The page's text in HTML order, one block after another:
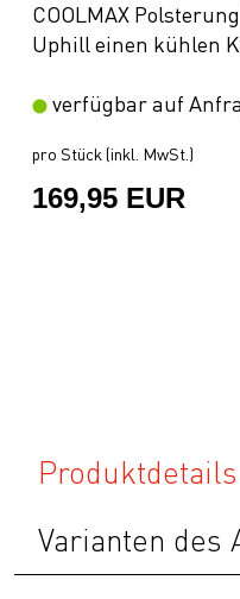
COOLMAX
Uphill einen kühlen
verfügbar auf
pro Stück (inkl. MwSt.)
169,95 EUR
Produktdetails
Varianten des